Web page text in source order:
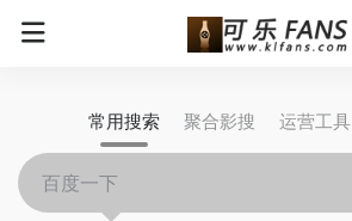
常用搜索 聚合影搜 运营工具